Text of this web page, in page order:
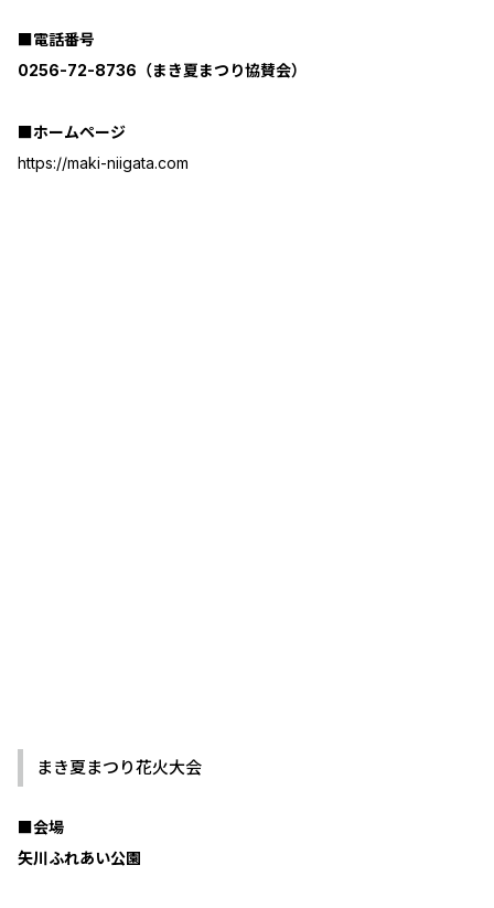
■電話番号
0256-72-8736（まき夏まつり協賛会）
■ホームページ
https://maki-niigata.com
まき夏まつり花火大会
■会場
矢川ふれあい公園